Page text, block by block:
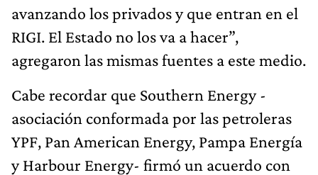
avanzando los privados y que entran en el
RIGI. El Estado no los va a hacer”,
agregaron las mismas fuentes a este medio.
Cabe recordar que Southern Energy -
asociación conformada por las petroleras
YPF, Pan American Energy, Pampa Energía
y Harbour Energy- firmó un acuerdo con